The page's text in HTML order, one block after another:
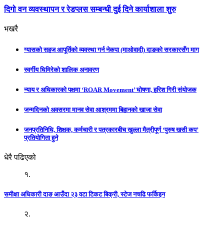
दिगो वन व्यवस्थापन र रेडप्लस सम्बन्धी दुई दिने कार्याशाला शुरु
भखरै
ग्यासको सहज आपूर्तिको व्यवस्था गर्न नेकपा (माओवादी) दाङको सरकारसँग माग
स्वर्गीय घिमिरेको शालिक अनावरण
न्याय र अधिकारको पक्षमा ‘ROAR Movement’ घोषणा, हरिश गिरी संयोजक
जन्मदिनको अवसरमा मानव सेवा आश्रममा बिहानको खाजा सेवा
जनप्रतिनिधि, शिक्षक, कर्मचारी र पत्रकारबीच खुल्ला मैत्रीपूर्ण ‘पुरुष खसी कप’
प्रतियोगिता हुने
धेरै पढिएको
१.
समीक्षा अधिकारी दाङ आउँदा २३ वटा टिकट बिक्री, स्टेज नचढि फर्किइन
२.